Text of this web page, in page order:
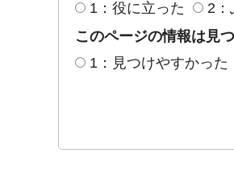
1：役に立った 2：
このページの情報は見
1：見つけやすかった